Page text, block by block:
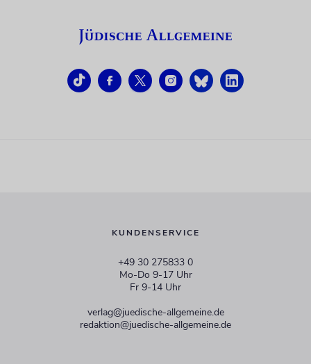
KUNDENSERVICE
+49 30 275833 0
Mo-Do 9-17 Uhr
Fr 9-14 Uhr
verlag@juedische-allgemeine.de
redaktion@juedische-allgemeine.de